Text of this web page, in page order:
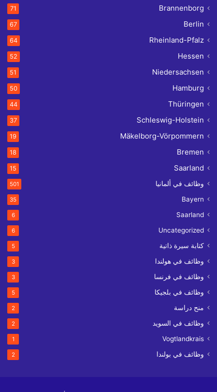
Brannenborg
71
Berlin
67
Rheinland-Pfalz
64
Hessen
52
Niedersachsen
51
Hamburg
50
Thüringen
44
Schleswig-Holstein
37
Mäkelborg-Vörpommern
19
Bremen
18
Saarland
15
وظائف في ألمانيا 501
Bayern
35
Saarland
6
Uncategorized
6
كتابة سيرة ذاتية 5
وظائف في هولندا 3
وظائف في فرنسا 3
وظائف في بلجيكا 5
منح دراسة 2
وظائف في السويد 2
Vogtlandkrais
1
وظائف في بولندا 2